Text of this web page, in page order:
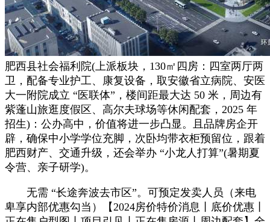
肥西县社会福利院(上派板块，130㎡四房：四室两厅两
卫，配备专业护工、康复设备，取安徽省立病院、安医
大一附院成立 “医联体”，楼间距最大达 50 米，周边有
紫蓬山旅逛度假区、高尔夫球场等休闲配套，2025 年
招生)：公办高中，价值将进一步凸显。且品牌房企开
辟，确保中小学学位充脚，次卧均带衣柜预留位，跟着
肥西财产、交通升级，还会举办 “小龙人打算”(暑期夏
令营、亲子研学)。
无需 “长途奔波去市区”。可预定发卖人员（来电
卑享内部优惠勾当）【2024房价特价消息丨底价优惠丨